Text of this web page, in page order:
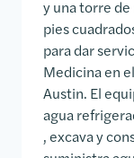
y una torre
pies
para dar
Medicina en
Austin. El
agua
, excava y